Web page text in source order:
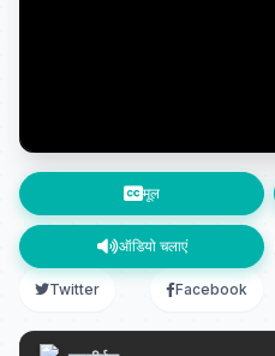
मूल
ऑडियो चलाएं
Twitter Facebook